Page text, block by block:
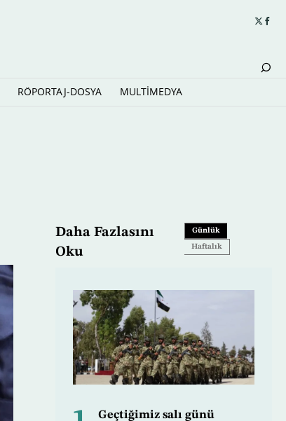
RÖPORTAJ-DOSYA MULTİMEDYA
Daha Fazlasını
Oku
Günlük
Haftalık
Geçtiğimiz salı günü